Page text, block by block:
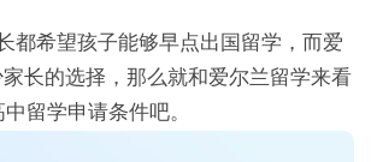
希望孩子能够早点出国留学，而爱
长的选择，那么就和爱尔兰留学来看
留学申请条件吧。